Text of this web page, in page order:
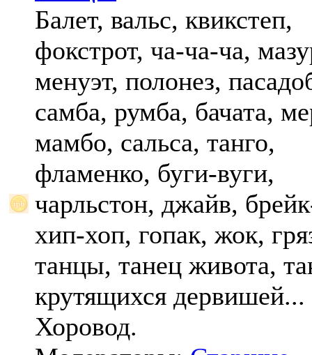
Балет, вальс, квикстеп,
фокстрот, ча-ча-ча,
менуэт, полонез,
самба, румба, бачата,
мамбо, сальса, танго,
фламенко, буги-вуги,
чарльстон, джайв,
хип-хоп, гопак, жок,
танцы, танец живота,
крутящихся дервишей...
Хоровод.